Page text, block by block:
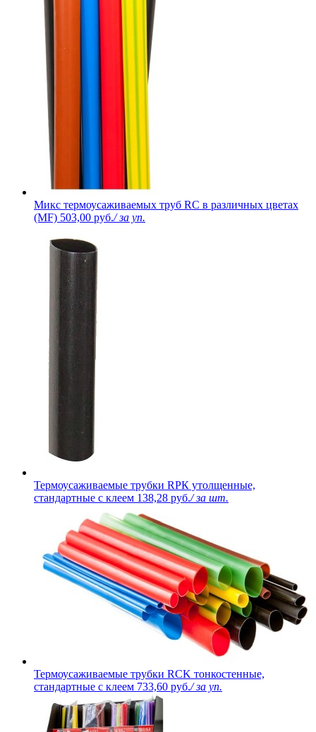
Микс термоусаживаемых труб RC в различных цветах
(MF) 503,00 руб./ за уп.
Термоусаживаемые трубки RPК утолщенные,
стандартные с клеем 138,28 руб./ за шт.
Термоусаживаемые трубки RCK тонкостенные,
стандартные с клеем 733,60 руб./ за уп.